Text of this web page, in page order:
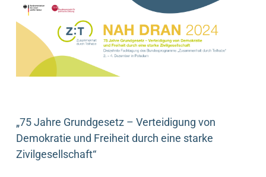
„75 Jahre Grundgesetz – Verteidigung von
Demokratie und Freiheit durch eine starke
Zivilgesellschaft“